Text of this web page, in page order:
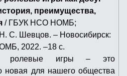
преимущества,
/ ГБУК НСО НОМБ;
Н. С. Шевцов. – Новосибирск:
2022. –18 с.
ролевые игры – это
новая для нашего общества